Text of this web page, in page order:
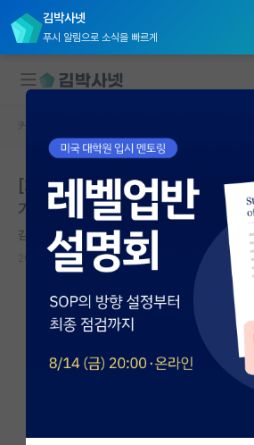
김박사넷
푸시 알림으로 소식을 빠르게
대학원생 모집
국내대학원 정보
연구실&오픈랩
커뮤니티
커뮤니티 홈
전체글보기
베스트 게시판
자유 게시판(아무개랩)
커뮤니티 홈
[2023 가을학기 Stanford 입학] 김
기 - 하편
김박사넷 유학교육
2025.05.24 0 2226